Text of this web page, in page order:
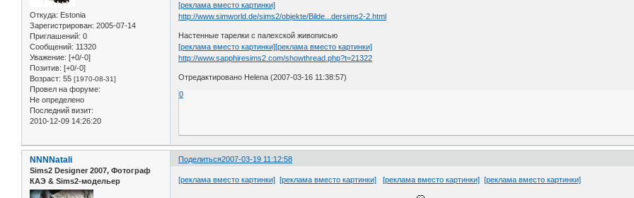
Откуда: Estonia
Зарегистрирован: 2005-07-14
Приглашений: 0
Сообщений: 11320
Уважение: [+0/-0]
Позитив: [+0/-0]
Возраст: 55 [1970-08-31]
Провел на форуме:
Не определено
Последний визит:
2010-12-09 14:26:20
[реклама вместо картинки]
http://www.simworld.de/sims2/objekte/Bilde...dersims2-2.html
Настенные тарелки с палехской живописью
[реклама вместо картинки][реклама вместо картинки]
http://www.sapphiresims2.com/showthread.php?t=21322
Отредактировано Helena (2007-03-16 11:38:57)
0
Поделиться2007-03-19 11:12:58
NNNNatali
Sims2 Designer 2007, Фотограф
КАЭ & Sims2-модельер
[реклама вместо картинки] [реклама вместо картинки] [реклама вместо картинки] [реклама вместо картинки]